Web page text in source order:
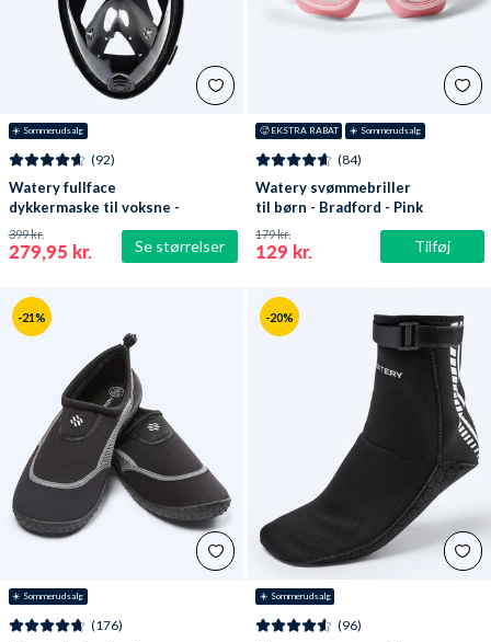
☀️ Sommerudsalg
Se størrelser
(92)
Watery fullface
dykkermaske til voksne -
Oxygen - Sort
279,95 kr.
399 kr.
🥵 EKSTRA RABAT ☀️ Sommerudsalg
Tilføj
(84)
Watery svømmebriller
til børn - Bradford - Pink
129 kr.
179 kr.
-21%
☀️ Sommerudsalg
(176)
-20%
☀️ Sommerudsalg
(96)